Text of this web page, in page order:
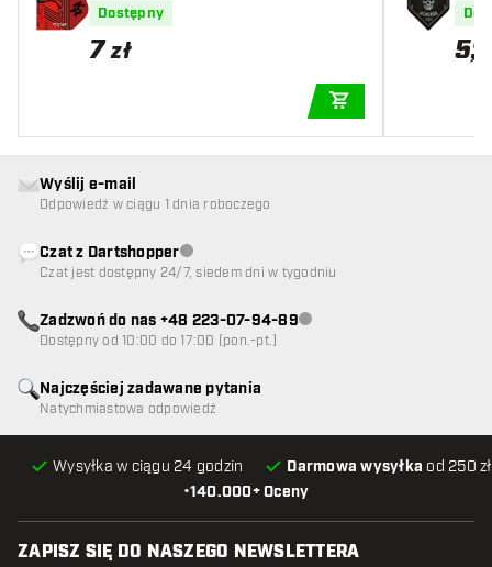
ski Scoremaster
Dostępny
7 zł 5,04
•140.000+ Oceny
Wysyłka w ciągu 24 godzin Darmowa wysyłka od 250
Najczęściej zadawane pytania
Natychmiastowa odpowiedź
Wyślij e-mail
Odpowiedź w ciągu 1 dnia roboczego
Czat z DartshopperObsługa klienta niedostępna
Czat jest dostępny 24/7, siedem dni w tygodniu
Zadzwoń do nas +48 223-07-94-89Obsługa klienta niedostępna
Dostępny od 10:00 do 17:00 (pon.-pt.)
ZAPISZ SIĘ DO NASZEGO NEWSLETTERA